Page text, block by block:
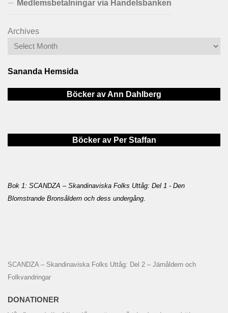
Medlemsbetalningar via Handelsbanken
Archives
Sananda Hemsida
Böcker av Ann Dahlberg
Böcker av Per Staffan
Bok 1: SCANDZA – Skandinaviska Folks Uttåg: Del 1 - Den
Blomstrande Bronsåldern och dess undergång.
SCANDZA – Skandinaviska Folks Uttåg: Del 2 – Järnåldern och
Folkvandringar
DONATIONER